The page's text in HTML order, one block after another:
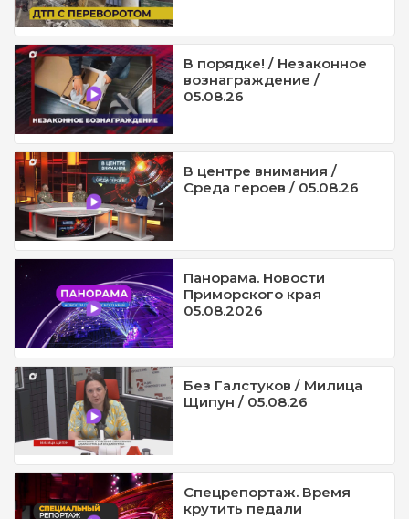
В порядке! / Незаконное
вознаграждение /
05.08.26
В центре внимания /
Среда героев / 05.08.26
Панорама. Новости
Приморского края
05.08.2026
Без Галстуков / Милица
Щипун / 05.08.26
Спецрепортаж. Время
крутить педали